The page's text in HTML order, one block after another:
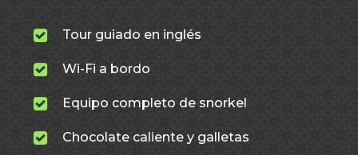
Tour guiado en inglés
Wi-Fi a bordo
Equipo completo de snorkel
Chocolate caliente y galletas